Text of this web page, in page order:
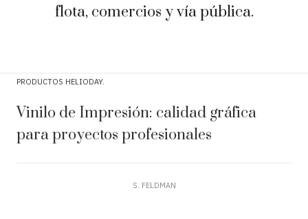
flota, comercios y vía pública.
PRODUCTOS HELIODAY
Vinilo de Impresión: calidad gráfica
para proyectos profesionales
S. FELDMAN